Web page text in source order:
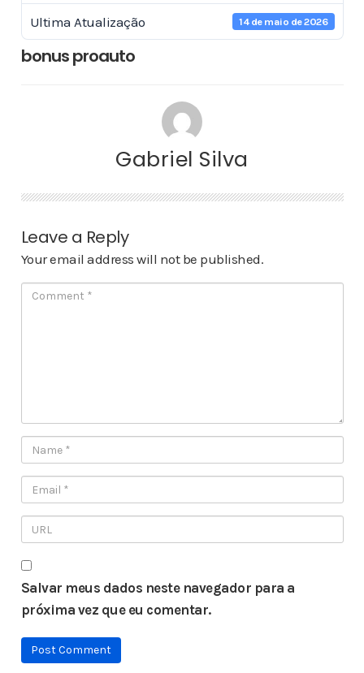
Ultima Atualização 14 de maio de 2026
bonus proauto
Gabriel Silva
Leave a Reply
Your email address will not be published.
Salvar meus dados neste navegador para a
próxima vez que eu comentar.